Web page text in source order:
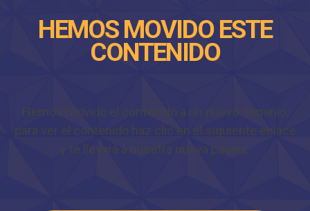
HEMOS MOVIDO ESTE
CONTENIDO
Hemos movido el contenido a un nuevo dominio,
para ver el contenido haz clic en el siguiente enlace
y te llevará a nuestra nueva página.